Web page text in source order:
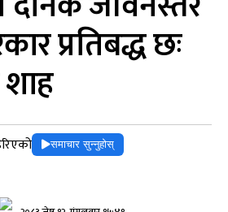
प्रतिबद्ध छः
शाह
समाचार सुन्नुहोस्